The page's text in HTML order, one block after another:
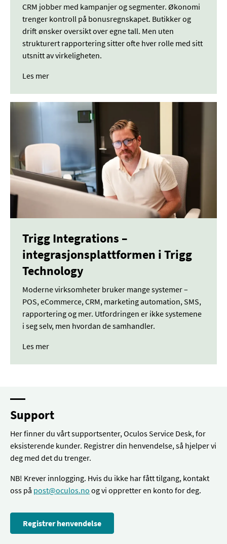
CRM jobber med kampanjer og segmenter. Økonomi
trenger kontroll på bonusregnskapet. Butikker og
drift ønsker oversikt over egne tall. Men uten
strukturert rapportering sitter ofte hver rolle med sitt
utsnitt av virkeligheten.
Les mer
Trigg Integrations –
integrasjonsplattformen i Trigg
Technology
Moderne virksomheter bruker mange systemer –
POS, eCommerce, CRM, marketing automation, SMS,
rapportering og mer. Utfordringen er ikke systemene
i seg selv, men hvordan de samhandler.
Les mer
Support
Her finner du vårt supportsenter, Oculos Service Desk, for
eksisterende kunder. Registrer din henvendelse, så hjelper vi
deg med det du trenger.
NB! Krever innlogging. Hvis du ikke har fått tilgang, kontakt
oss på post@oculos.no og vi oppretter en konto for deg.
Registrer henvendelse